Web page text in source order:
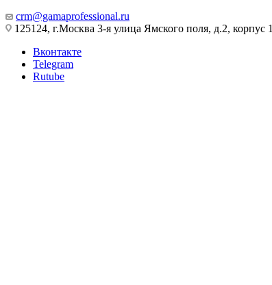
crm@gamaprofessional.ru
125124, г.Москва 3-я улица Ямского поля, д.2, корпус 1
Вконтакте
Telegram
Rutube